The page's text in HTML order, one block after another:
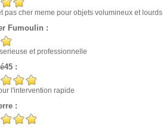
pas cher meme pour objets volumineux et lourds
Fumoulin :
et professionnelle
:
l'intervention rapide
: